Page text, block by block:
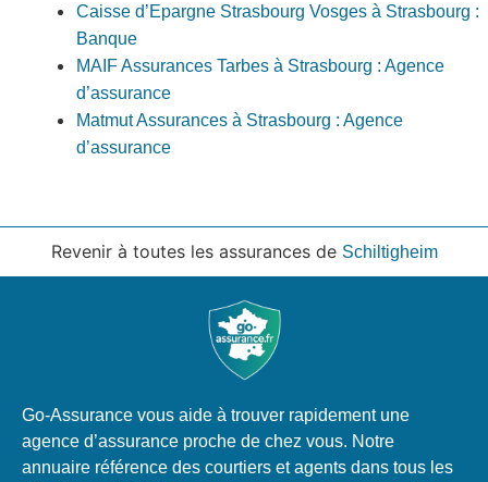
Caisse d’Epargne Strasbourg Vosges à Strasbourg :
Banque
MAIF Assurances Tarbes à Strasbourg : Agence
d’assurance
Matmut Assurances à Strasbourg : Agence
d’assurance
Revenir à toutes les assurances de Schiltigheim
Go-Assurance vous aide à trouver rapidement une
agence d’assurance proche de chez vous. Notre
annuaire référence des courtiers et agents dans tous les